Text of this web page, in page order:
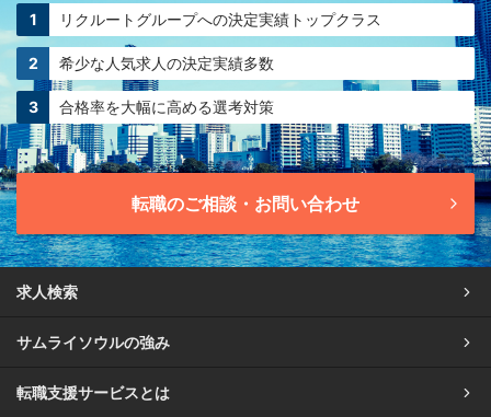
リクルートグループへの決定実績トップクラス
希少な人気求人の決定実績多数
合格率を大幅に高める選考対策
転職のご相談・お問い合わせ
求人検索
サムライソウルの強み
転職支援サービスとは